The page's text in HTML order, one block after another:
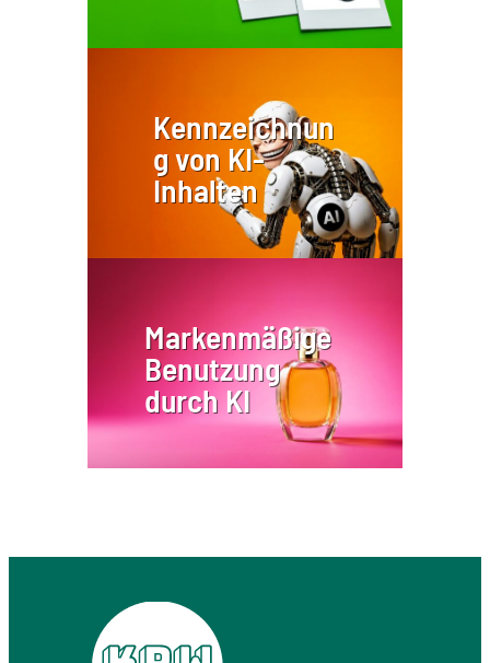
Kennzeichnun
g von KI-
Inhalten
Markenmäßige
Benutzung
durch KI